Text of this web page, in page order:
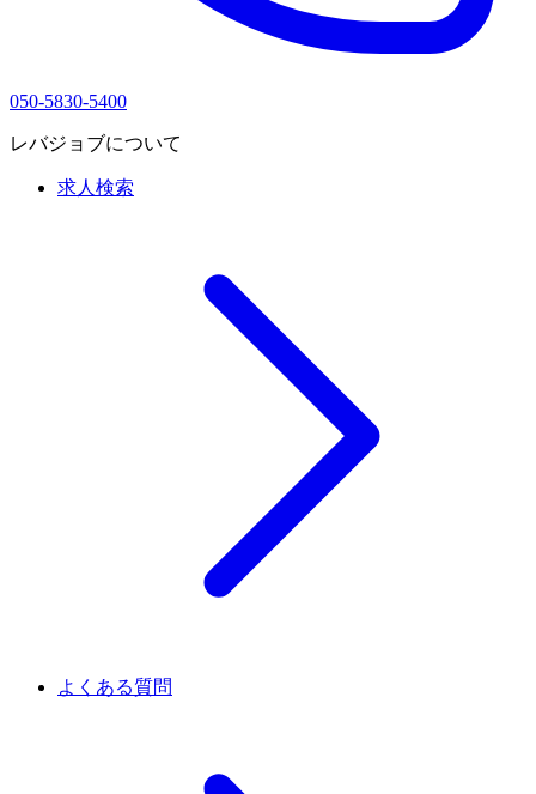
050-5830-5400
レバジョブについて
求人検索
よくある質問